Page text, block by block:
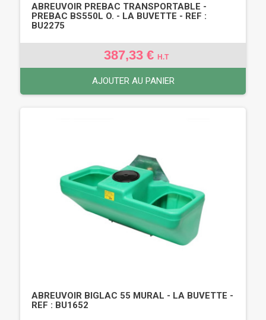
ABREUVOIR PREBAC TRANSPORTABLE -
PREBAC BS550L O. - LA BUVETTE - REF :
BU2275
387,33 € H.T
AJOUTER AU PANIER
ABREUVOIR BIGLAC 55 MURAL - LA BUVETTE -
REF : BU1652